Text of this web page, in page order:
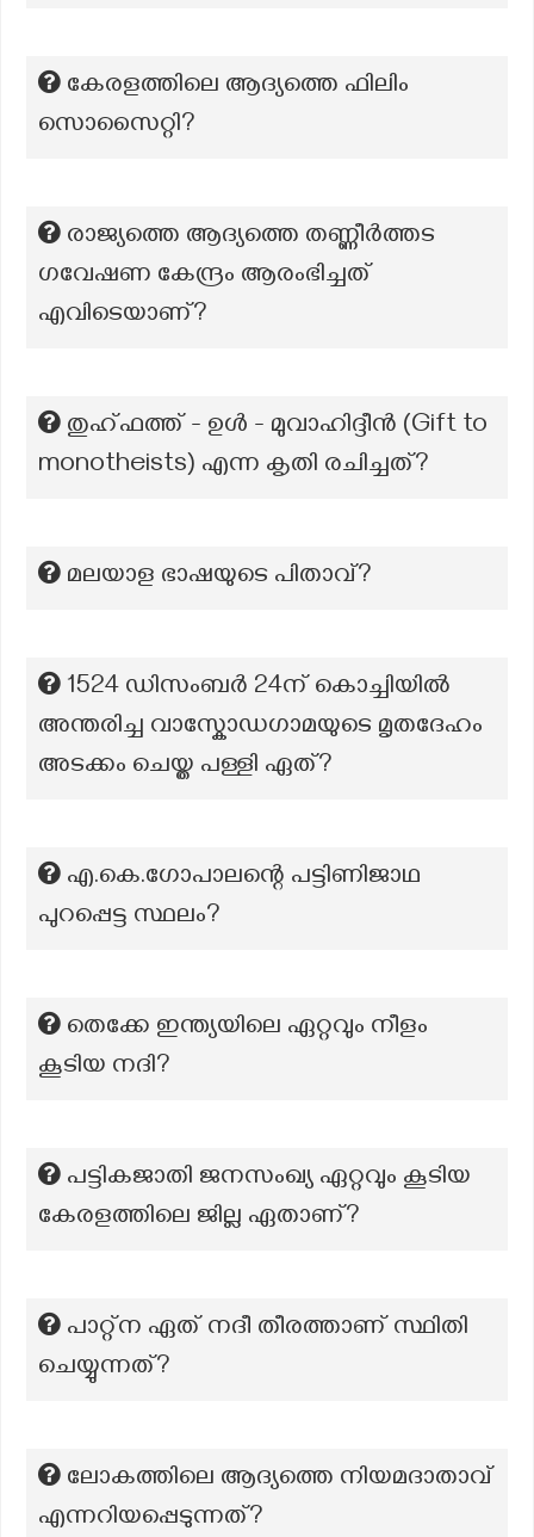
കേരളത്തിലെ ആദ്യത്തെ ഫിലിം
സൊസൈറ്റി?
രാജ്യത്തെ ആദ്യത്തെ തണ്ണീർത്തട
ഗവേഷണ കേന്ദ്രം ആരംഭിച്ചത്
എവിടെയാണ്?
തുഹ്ഫത്ത് - ഉൾ - മുവാഹിദ്ദീൻ (Gift to
monotheists) എന്ന കൃതി രചിച്ചത്?
മലയാള ഭാഷയുടെ പിതാവ്?
1524 ഡിസംബർ 24ന് കൊച്ചിയിൽ
അന്തരിച്ച വാസ്കോഡഗാമയുടെ മൃതദേഹം
അടക്കം ചെയ്ത പള്ളി ഏത്?
എ.കെ.ഗോപാലന്റെ പട്ടിണിജാഥ
പുറപ്പെട്ട സ്ഥലം?
തെക്കേ ഇന്ത്യയിലെ ഏറ്റവും നീളം
കൂടിയ നദി?
പട്ടികജാതി ജനസംഖ്യ ഏറ്റവും കൂടിയ
കേരളത്തിലെ ജില്ല ഏതാണ്?
പാറ്റ്ന ഏത് നദീ തീരത്താണ് സ്ഥിതി
ചെയ്യുന്നത്?
ലോകത്തിലെ ആദ്യത്തെ നിയമദാതാവ്
എന്നറിയപ്പെടുന്നത്?